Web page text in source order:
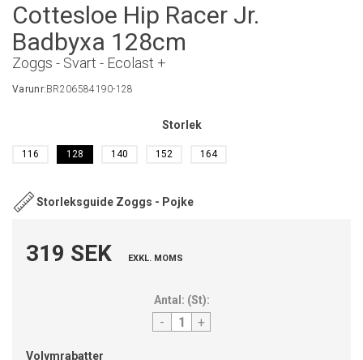
Cottesloe Hip Racer Jr.
Badbyxa 128cm
Zoggs - Svart - Ecolast +
Varunr:BR206584190-128
Storlek
116 128 140 152 164
Storleksguide Zoggs - Pojke
319 SEK EXKL. MOMS
Antal: (St):
- +
Volymrabatter